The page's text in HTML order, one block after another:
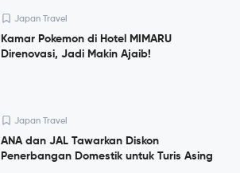
Japan Travel
Kamar Pokemon di Hotel MIMARU
Direnovasi, Jadi Makin Ajaib!
Japan Travel
ANA dan JAL Tawarkan Diskon
Penerbangan Domestik untuk Turis Asing